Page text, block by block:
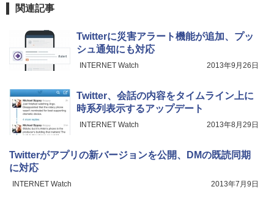
関連記事
Twitterに災害アラート機能が追加、プッ
シュ通知にも対応
INTERNET Watch 2013年9月26日
Twitter、会話の内容をタイムライン上に
時系列表示するアップデート
INTERNET Watch 2013年8月29日
Twitterがアプリの新バージョンを公開、DMの既読同期
に対応
INTERNET Watch 2013年7月9日